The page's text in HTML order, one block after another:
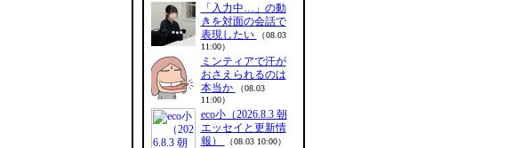
「入力中…」の動
きを対面の会話で
表現したい
（08.03
11:00）
ミンティアで汗が
おさえられるのは
本当か
（08.03
11:00）
eco小（2026.8.3 朝
エッセイと更新情
報）
（08.03 10:00）